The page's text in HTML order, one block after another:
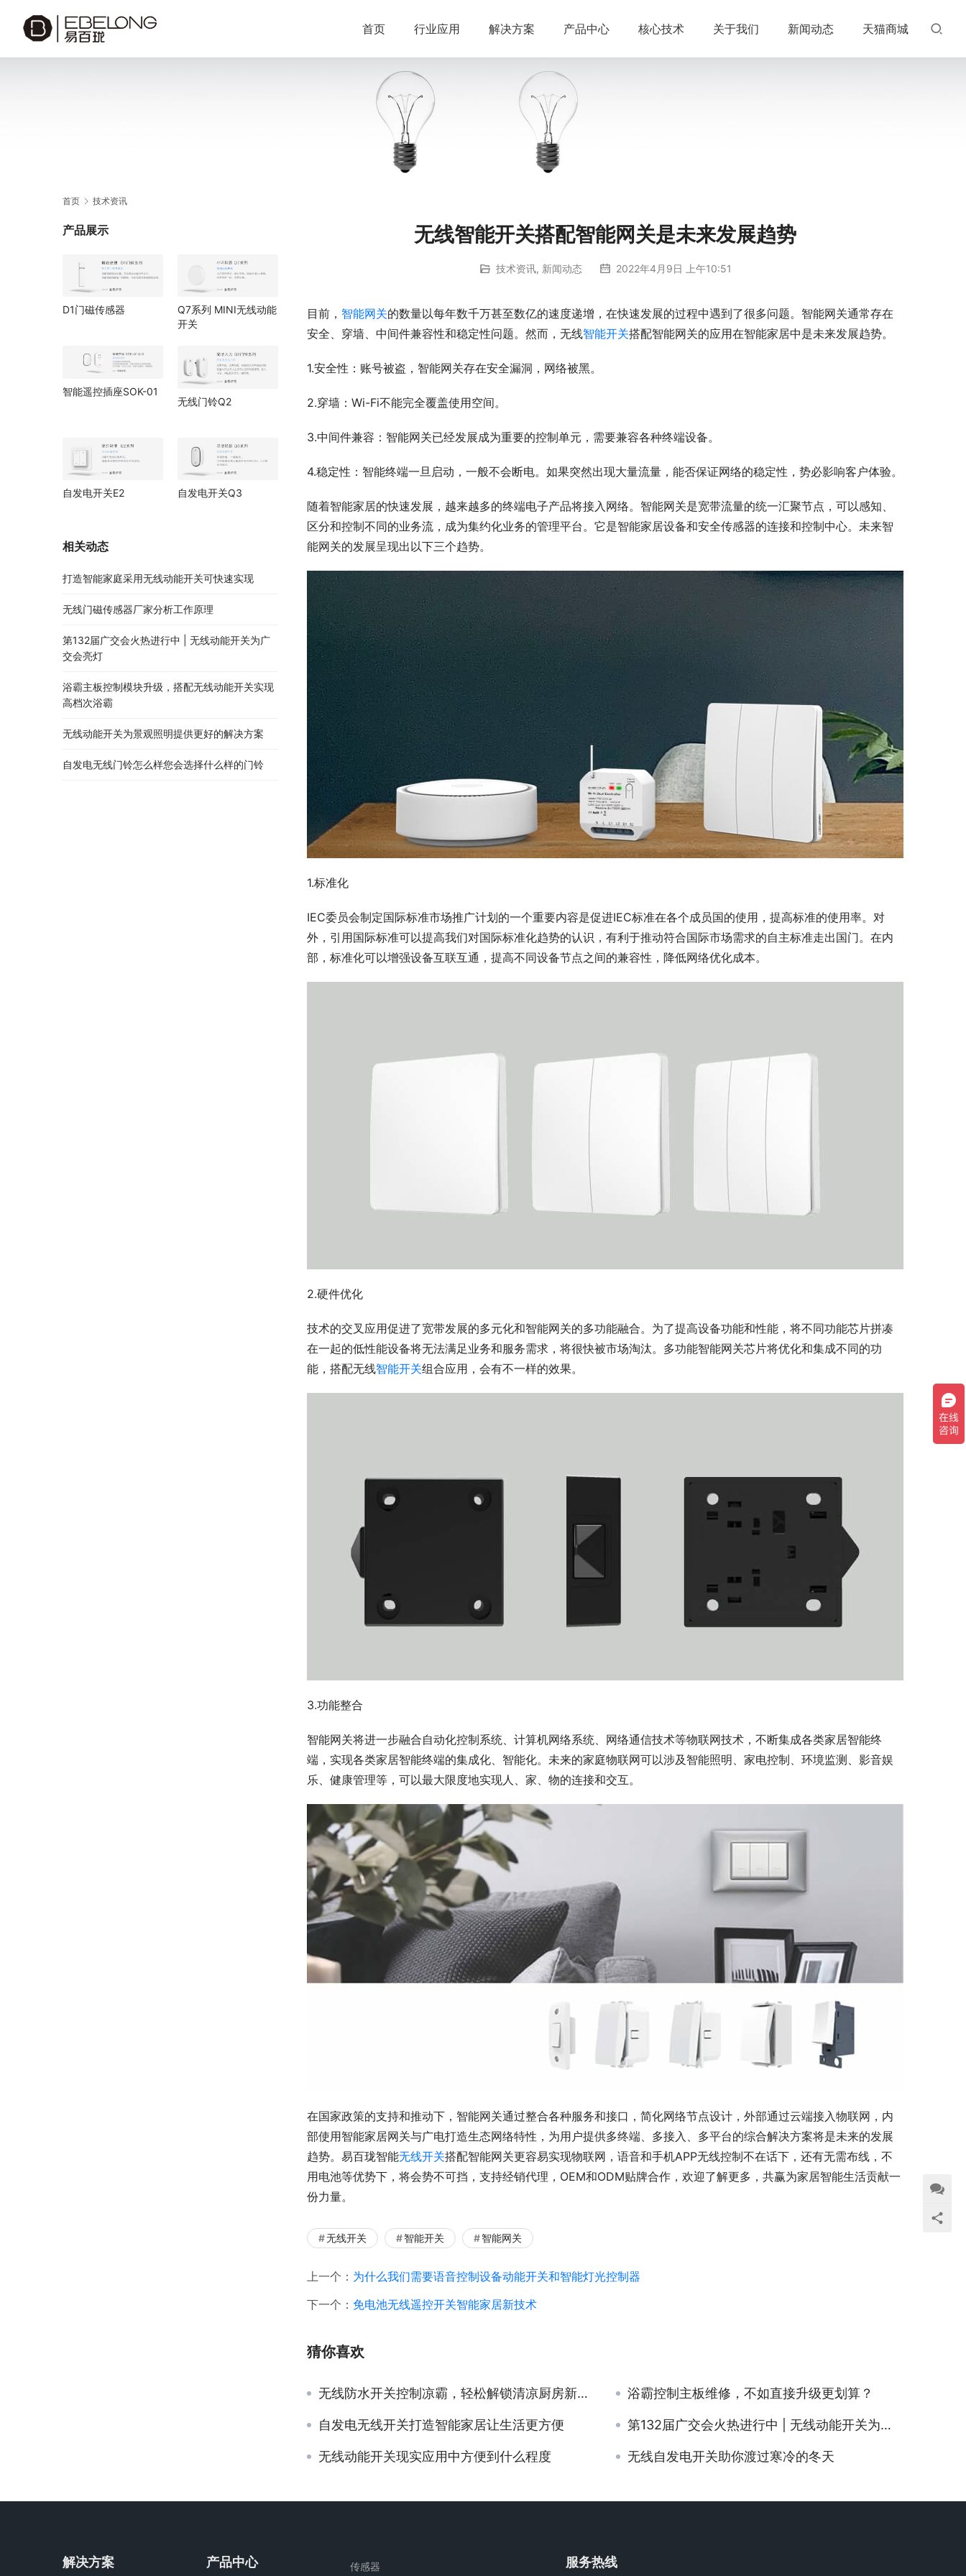
首页 行业应用 解决方案 产品中心 核心技术 关于我们 新闻动态 天猫商城
首页 技术资讯
无线智能开关搭配智能网关是未来发展趋势
技术资讯, 新闻动态 2022年4月9日 上午10:51
目前， 智能网关的数量以每年数千万甚至数亿的速度递增，在快速发展的过程中遇到了很多问题。智能网关通常存在
安全、穿墙、中间件兼容性和稳定性问题。然而，无线智能开关搭配智能网关的应用在智能家居中是未来发展趋势。
1.安全性：账号被盗，智能网关存在安全漏洞，网络被黑。
2.穿墙：Wi-Fi不能完全覆盖使用空间。
3.中间件兼容：智能网关已经发展成为重要的控制单元，需要兼容各种终端设备。
4.稳定性：智能终端一旦启动，一般不会断电。如果突然出现大量流量，能否保证网络的稳定性，势必影响客户体验。
随着智能家居的快速发展，越来越多的终端电子产品将接入网络。智能网关是宽带流量的统一汇聚节点，可以感知、
区分和控制不同的业务流，成为集约化业务的管理平台。它是智能家居设备和安全传感器的连接和控制中心。未来智
能网关的发展呈现出以下三个趋势。
1.标准化
IEC委员会制定国际标准市场推广计划的一个重要内容是促进IEC标准在各个成员国的使用，提高标准的使用率。对
外，引用国际标准可以提高我们对国际标准化趋势的认识，有利于推动符合国际市场需求的自主标准走出国门。在内
部，标准化可以增强设备互联互通，提高不同设备节点之间的兼容性，降低网络优化成本。
2.硬件优化
技术的交叉应用促进了宽带发展的多元化和智能网关的多功能融合。为了提高设备功能和性能，将不同功能芯片拼凑
在一起的低性能设备将无法满足业务和服务需求，将很快被市场淘汰。多功能智能网关芯片将优化和集成不同的功
能，搭配无线智能开关组合应用，会有不一样的效果。
3.功能整合
智能网关将进一步融合自动化控制系统、计算机网络系统、网络通信技术等物联网技术，不断集成各类家居智能终
端，实现各类家居智能终端的集成化、智能化。未来的家庭物联网可以涉及智能照明、家电控制、环境监测、影音娱
乐、健康管理等，可以最大限度地实现人、家、物的连接和交互。
在国家政策的支持和推动下，智能网关通过整合各种服务和接口，简化网络节点设计，外部通过云端接入物联网，内
部使用智能家居网关与广电打造生态网络特性，为用户提供多终端、多接入、多平台的综合解决方案将是未来的发展
趋势。易百珑智能无线开关搭配智能网关更容易实现物联网，语音和手机APP无线控制不在话下，还有无需布线，不
用电池等优势下，将会势不可挡，支持经销代理，OEM和ODM贴牌合作，欢迎了解更多，共赢为家居智能生活贡献一
份力量。
无线开关 智能开关 智能网关
上一个： 为什么我们需要语音控制设备动能开关和智能灯光控制器
下一个： 免电池无线遥控开关智能家居新技术
猜你喜欢
无线防水开关控制凉霸，轻松解锁清凉厨房新体验 浴霸控制主板维修，不如直接升级更划算？
自发电无线开关打造智能家居让生活更方便 第132届广交会火热进行中 | 无线动能开关为广交会亮灯
无线动能开关现实应用中方便到什么程度 无线自发电开关助你渡过寒冷的冬天
产品展示
D1门磁传感器
Q7系列 MINI无线动能
开关
智能遥控插座SOK-01
无线门铃Q2
自发电开关E2 自发电开关Q3
相关动态
打造智能家庭采用无线动能开关可快速实现
无线门磁传感器厂家分析工作原理
第132届广交会火热进行中 | 无线动能开关为广
交会亮灯
浴霸主板控制模块升级，搭配无线动能开关实现
高档次浴霸
无线动能开关为景观照明提供更好的解决方案
自发电无线门铃怎么样您会选择什么样的门铃
解决方案 产品中心 传感器 服务热线